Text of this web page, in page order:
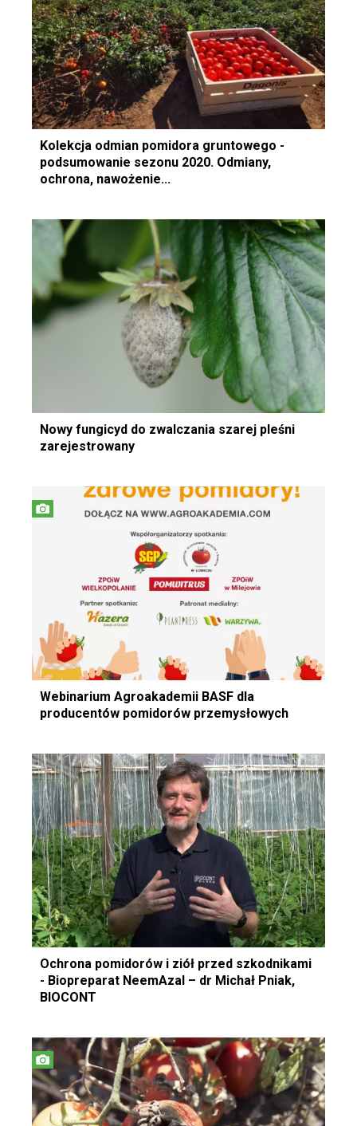
Kolekcja odmian pomidora gruntowego -
podsumowanie sezonu 2020. Odmiany,
ochrona, nawożenie...
Nowy fungicyd do zwalczania szarej pleśni
zarejestrowany
Webinarium Agroakademii BASF dla
producentów pomidorów przemysłowych
Ochrona pomidorów i ziół przed szkodnikami
- Biopreparat NeemAzal – dr Michał Pniak,
BIOCONT